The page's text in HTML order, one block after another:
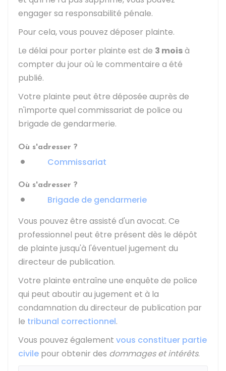
engager sa responsabilité pénale.
Pour cela, vous pouvez déposer plainte.
Le délai pour porter plainte est de 3 moisà
compter du jour où le commentaire a été
publié.
Votre plainte peut être déposée auprès de
n'importe quel commissariat de police ou
brigade de gendarmerie.
Où s'adresser ?
Commissariat
Où s'adresser ?
Brigade de gendarmerie
Vous pouvez être assisté d'un avocat. Ce
professionnel peut être présent dès le dépôt
de plainte jusqu'à l'éventuel jugement du
directeur de publication.
Votre plainte entraîne une enquête de police
qui peut aboutir au jugement et à la
condamnation du directeur de publication par
le tribunal correctionnel.
Vous pouvez également vous constituer partie
civile pour obtenir des dommages et intérêts.